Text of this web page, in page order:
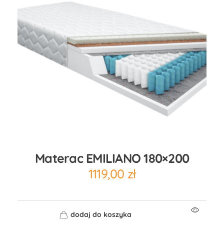
Materac EMILIANO 180×200
1119,00 zł
dodaj do koszyka